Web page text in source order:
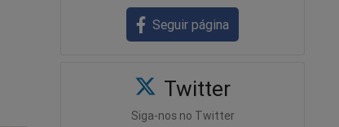
Seguir página
Twitter
Siga-nos no Twitter